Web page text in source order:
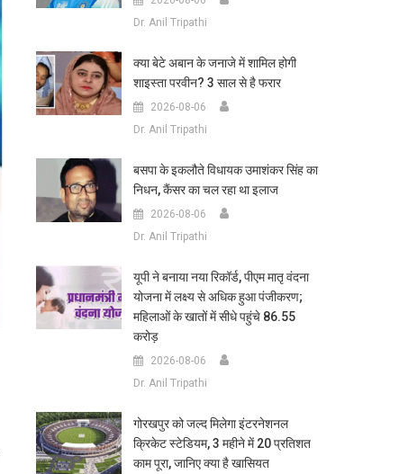
Dr. Anil Tripathi
क्या बेटे अबान के जनाजे में शामिल होगी
शाइस्ता परवीन? 3 साल से है फरार
2026-08-06
Dr. Anil Tripathi
बसपा के इकलौते विधायक उमाशंकर सिंह का
निधन, कैंसर का चल रहा था इलाज
2026-08-06
Dr. Anil Tripathi
यूपी ने बनाया नया रिकॉर्ड, पीएम मातृ वंदना
योजना में लक्ष्य से अधिक हुआ पंजीकरण;
महिलाओं के खातों में सीधे पहुंचे 86.55
करोड़
2026-08-06
Dr. Anil Tripathi
गोरखपुर को जल्द मिलेगा इंटरनेशनल
क्रिकेट स्टेडियम, 3 महीने में 20 प्रतिशत
काम पूरा, जानिए क्या है खासियत